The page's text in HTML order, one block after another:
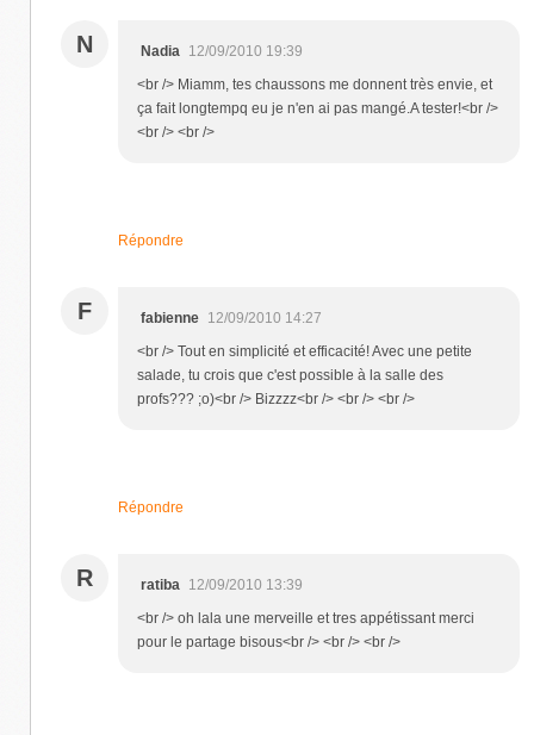
N Nadia 12/09/2010 19:39
<br /> Miamm, tes chaussons me donnent très envie, et
ça fait longtempq eu je n'en ai pas mangé.A tester!<br />
<br /> <br />
Répondre
F fabienne 12/09/2010 14:27
<br /> Tout en simplicité et efficacité! Avec une petite
salade, tu crois que c'est possible à la salle des
profs??? ;o)<br /> Bizzzz<br /> <br /> <br />
Répondre
R ratiba 12/09/2010 13:39
<br /> oh lala une merveille et tres appétissant merci
pour le partage bisous<br /> <br /> <br />